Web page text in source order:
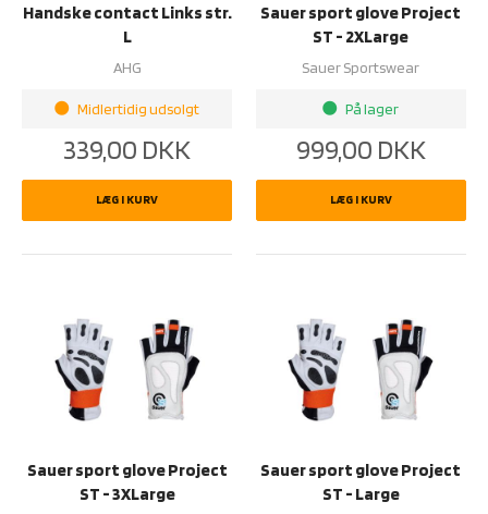
Handske contact Links str.
L
AHG
brightness_1 Midlertidig udsolgt
339,00 DKK
LÆG I KURV
Sauer sport glove Project
ST - 2XLarge
Sauer Sportswear
brightness_1 På lager
999,00 DKK
LÆG I KURV
Sauer sport glove Project
ST - 3XLarge
Sauer sport glove Project
ST - Large